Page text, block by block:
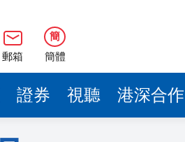
郵箱
簡
簡體
證券 視聽 港深合作